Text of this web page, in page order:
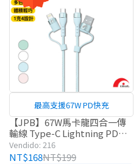
最高支援67W PD快充
【JPB】67W馬卡龍四合一傳
輸線 Type-C Lightning PD快
充 充電線 數據線 快充線
Vendido: 216
NT$168NT$199